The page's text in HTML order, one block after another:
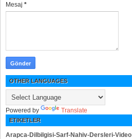
Mesaj*
OTHER LANGUAGES
Powered by Translate
ETIKETLER
Arapca-Dilbilgisi-Sarf-Nahiv-Dersleri-Video